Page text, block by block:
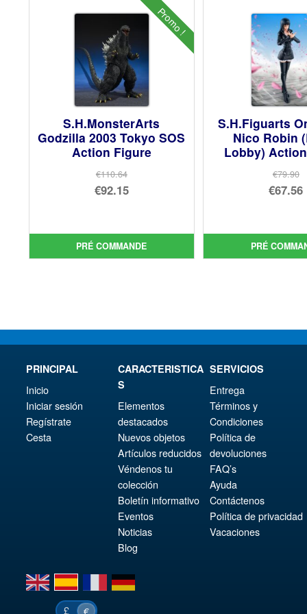
Promo !
S.H.MonsterArts
Godzilla 2003 Tokyo SOS
Action Figure
€110.64
Le
était :
€110.64.
€92.15
actuel
est :
PRÉ COMMANDE
S.H.Figuarts
Nico Robin
Lobby)
€79.90
Le
€67.56
est
PRÉ
PRINCIPAL
Inicio
Iniciar sesión
Regístrate
Cesta
CARACTERISTICA
S
Elementos
destacados
Nuevos objetos
Artículos reducidos
Véndenos tu
colección
Boletín informativo
Eventos
Noticias
Blog
SERVICIOS
Entrega
Términos y
Condiciones
Política de
devoluciones
FAQ’s
Ayuda
Contáctenos
Política de privacidad
Vacaciones
en es fr de
£ €